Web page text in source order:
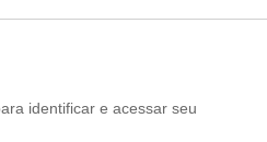
identificar e acessar seu